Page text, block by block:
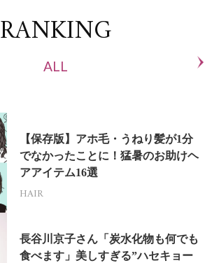
RANKING
ALL
【保存版】アホ毛・うねり髪が1分
でなかったことに！猛暑のお助けヘ
アアイテム16選
HAIR
長谷川京子さん「炭水化物も何でも
食べます」美しすぎる”ハセキョー